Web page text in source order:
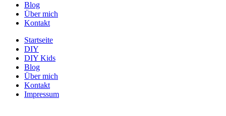
Blog
Über mich
Kontakt
Startseite
DIY
DIY Kids
Blog
Über mich
Kontakt
Impressum